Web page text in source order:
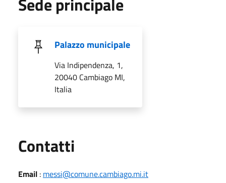
Palazzo municipale
Via Indipendenza, 1,
20040 Cambiago MI,
Italia
Contatti
Email : messi@comune.cambiago.mi.it